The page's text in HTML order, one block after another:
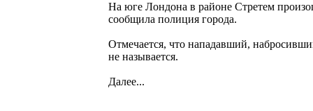
На юге Лондона в районе Стретем
сообщила полиция города.
Отмечается, что нападавший,
не называется.
Далее...